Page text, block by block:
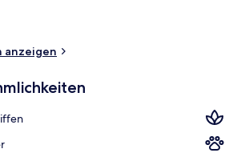
anzeigen